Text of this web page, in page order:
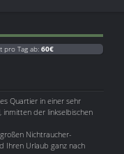
pro Tag ab: 60€
Quartier in einer sehr
inmitten der linkselbischen
Nichtraucher-
Ihren Urlaub ganz nach